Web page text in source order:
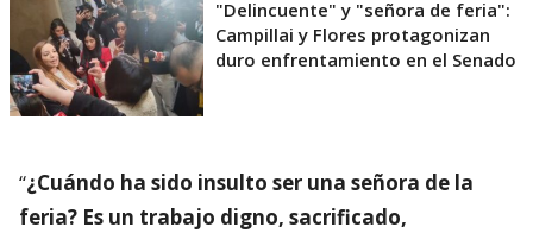
"Delincuente" y "señora de feria":
Campillai y Flores protagonizan
duro enfrentamiento en el Senado
“¿Cuándo ha sido insulto ser una señora de la
feria? Es un trabajo digno, sacrificado,